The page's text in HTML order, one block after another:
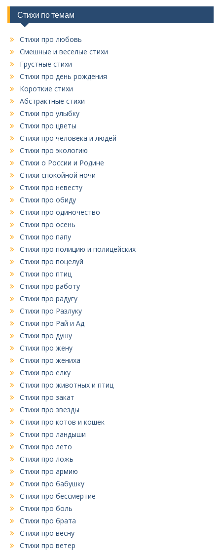
к
Стихи по темам
Стихи про любовь
Смешные и веселые стихи
Грустные стихи
Стихи про день рождения
Короткие стихи
Абстрактные стихи
Стихи про улыбку
Стихи про цветы
Стихи про человека и людей
Стихи про экологию
Стихи о России и Родине
Стихи спокойной ночи
Стихи про невесту
Стихи про обиду
Стихи про одиночество
Стихи про осень
Стихи про папу
Стихи про полицию и полицейских
Стихи про поцелуй
Стихи про птиц
Стихи про работу
Стихи про радугу
Стихи про Разлуку
Стихи про Рай и Ад
Стихи про душу
Стихи про жену
Стихи про жениха
Стихи про елку
Стихи про животных и птиц
Стихи про закат
Стихи про звезды
Стихи про котов и кошек
Стихи про ландыши
Стихи про лето
Стихи про ложь
Стихи про армию
Стихи про бабушку
Стихи про бессмертие
Стихи про боль
Стихи про брата
Стихи про весну
Стихи про ветер